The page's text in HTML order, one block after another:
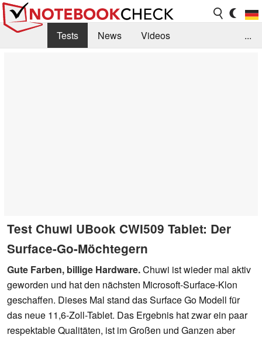
Tests News
Videos
...
Test Chuwi UBook CWI509 Tablet: Der
Surface-Go-Möchtegern
Gute Farben, billige Hardware.Chuwi ist wieder mal aktiv
geworden und hat den nächsten Microsoft-Surface-Klon
geschaffen. Dieses Mal stand das Surface Go Modell für
das neue 11,6-Zoll-Tablet. Das Ergebnis hat zwar ein paar
respektable Qualitäten, ist im Großen und Ganzen aber